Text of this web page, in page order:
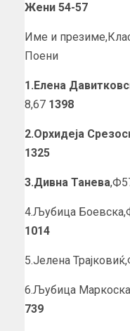
Жени 54-57
Име и
Поени
1.Елена
8,67 1398
2.Орхидеја
1325
3.Дивна Танева
4.Љубица
1014
5.Јелена
6.Љубица
739